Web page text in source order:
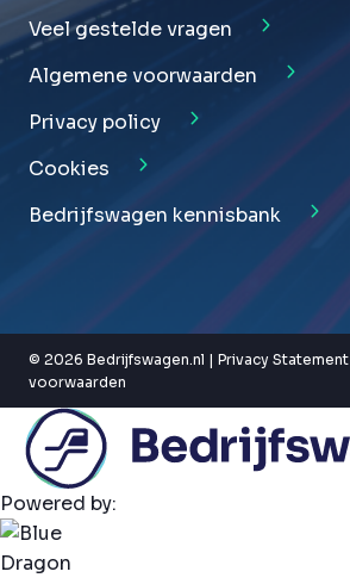
Veel gestelde vragen
Algemene voorwaarden
Privacy policy
Cookies
Bedrijfswagen kennisbank
© 2026 Bedrijfswagen.nl | Privacy Statement
voorwaarden
Powered by: